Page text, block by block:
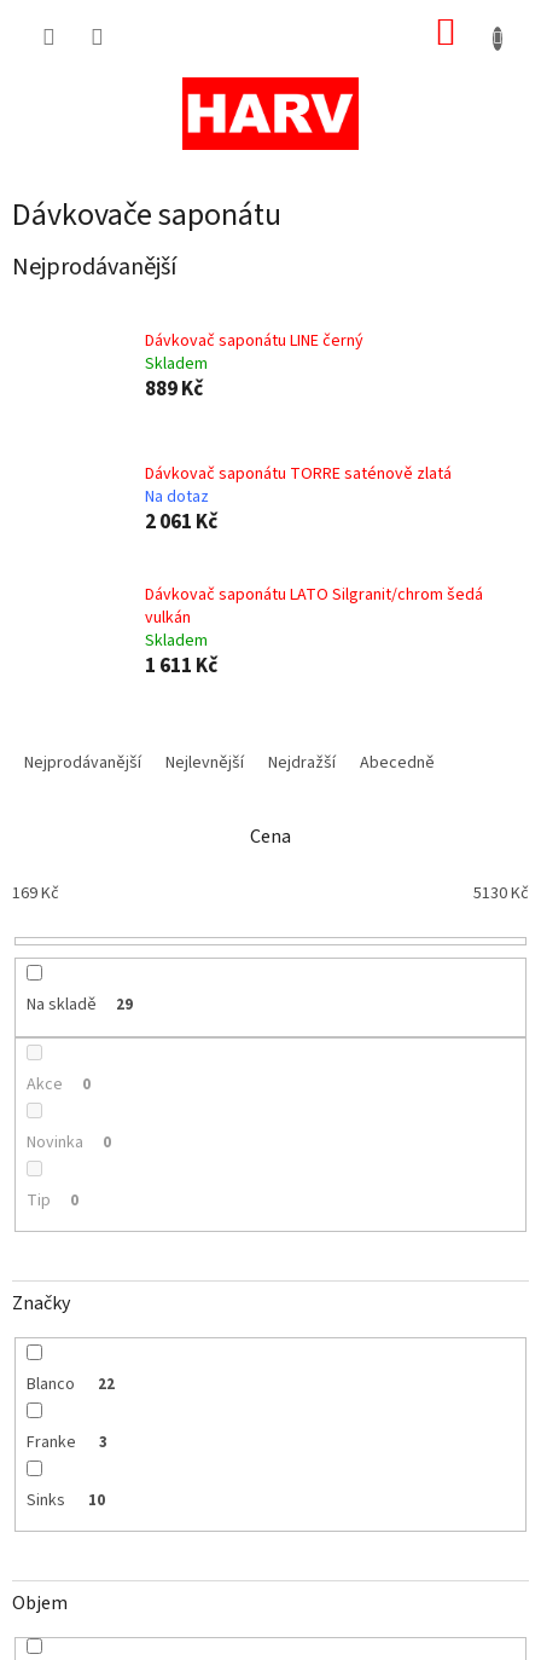
Dávkovače saponátu
Nejprodávanější
Dávkovač saponátu LINE černý
Skladem
889 Kč
Dávkovač saponátu TORRE saténově zlatá
Na dotaz
2 061 Kč
Dávkovač saponátu LATO Silgranit/chrom šedá
vulkán
Skladem
1 611 Kč
p
o
Nejprodávanější Nejlevnější Nejdražší Abecedně
Cena
169Kč 5130Kč
Na skladě 29
Akce 0
Novinka 0
Tip 0
Značky
Blanco 22
Franke 3
Sinks 10
Objem